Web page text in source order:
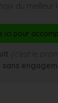
du meilleur
ici pour
(c’est le
sans